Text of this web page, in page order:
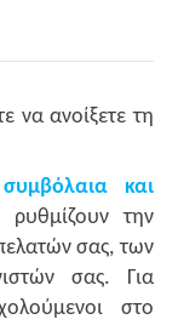
να ανοίξετε τη
συμβόλαια
και
ρυθμίζουν την
σας, των
σας. Για
στο